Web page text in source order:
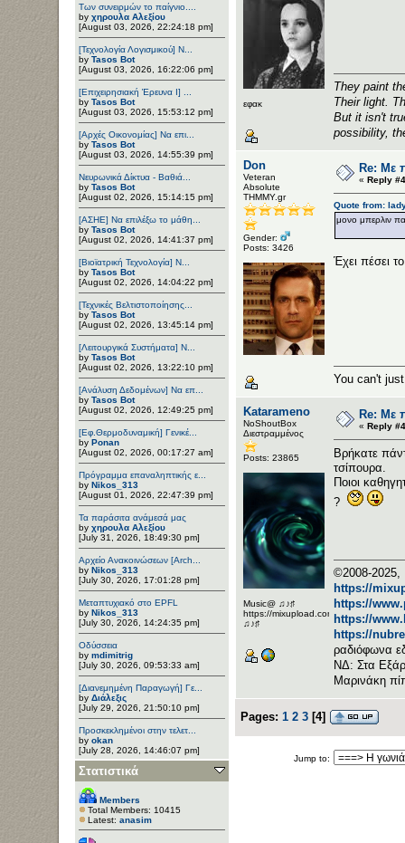
Των συνειρμών το παίγνιο....
by χηρουλα Αλεξίου
[August 03, 2026, 22:24:18 pm]
[Τεχνολογία Λογισμικού] Ν...
by Tasos Bot
[August 03, 2026, 16:22:06 pm]
[Επιχειρησιακή Έρευνα Ι] ...
by Tasos Bot
[August 03, 2026, 15:53:12 pm]
[Αρχές Οικονομίας] Να επι...
by Tasos Bot
[August 03, 2026, 14:55:39 pm]
Νευρωνικά Δίκτυα - Βαθιά...
by Tasos Bot
[August 02, 2026, 15:14:15 pm]
[ΑΣΗΕ] Να επιλέξω το μάθη...
by Tasos Bot
[August 02, 2026, 14:41:37 pm]
[Βιοϊατρική Τεχνολογία] Ν...
by Tasos Bot
[August 02, 2026, 14:04:22 pm]
[Τεχνικές Βελτιστοποίησης...
by Tasos Bot
[August 02, 2026, 13:45:14 pm]
[Λειτουργικά Συστήματα] Ν...
by Tasos Bot
[August 02, 2026, 13:22:10 pm]
[Ανάλυση Δεδομένων] Να επ...
by Tasos Bot
[August 02, 2026, 12:49:25 pm]
[Εφ.Θερμοδυναμική] Γενικέ...
by Ponan
[August 02, 2026, 00:17:27 am]
Πρόγραμμα επαναληπτικής ε...
by Nikos_313
[August 01, 2026, 22:47:39 pm]
Τα παράσιτα ανάμεσά μας
by χηρουλα Αλεξίου
[July 31, 2026, 18:49:30 pm]
Αρχείο Ανακοινώσεων [Arch...
by Nikos_313
[July 30, 2026, 17:01:28 pm]
Μεταπτυχιακό στο EPFL
by Nikos_313
[July 30, 2026, 14:24:35 pm]
Οδύσσεια
by mdimitrig
[July 30, 2026, 09:53:33 am]
[Διανεμημένη Παραγωγή] Γε...
by Διάλεξις
[July 29, 2026, 21:50:10 pm]
Προσκεκλημένοι στην τελετ...
by okan
[July 28, 2026, 14:46:07 pm]
Στατιστικά
Members
Total Members: 10415
Latest: anasim
εφακ
They paint
Their light.
But it isn't
possibility,
Don
Veteran
Αbsolute
ΤΗΜΜΥ.gr
Gender:
Posts: 3426
Re: Με
« Reply
Quote from:
μονο μπερλιν
Έχει πέσει
You can't
Katarameno
NoShoutBox
Διεστραμμένος
Posts: 23865
Music@ ♫♪♯
https://mixupload.com/u/Katarameno/
♫♪♯
Re: Με
« Reply
Βρήκατε
τσίπουρα.
Ποιοι
?
©2008-2025,
https://
https://
https://
https://
ραδιόφωνα
ΝΔ: Στα
Μαρινάκη
Pages: 1 2 3 [4]
Jump to: